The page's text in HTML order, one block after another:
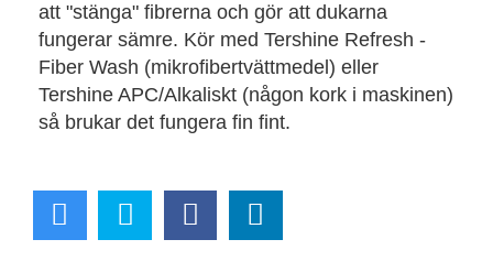
att "stänga" fibrerna och gör att dukarna
fungerar sämre. Kör med Tershine Refresh -
Fiber Wash (mikrofibertvättmedel) eller
Tershine APC/Alkaliskt (någon kork i maskinen)
så brukar det fungera fin fint.